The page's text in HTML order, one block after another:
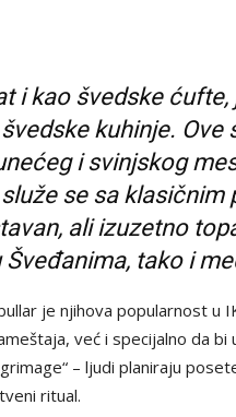
i kao švedske ćufte,
kuhinje.
i svinjskog
se sa
ali izuzetno
tako i
je njihova popularnost u
već i specijalno da bi
– ljudi planiraju
ritual.